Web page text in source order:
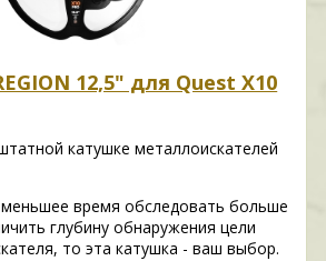
12,5" для Quest X10
катушке металлоискателей
меньшее время обследовать больше
глубину обнаружения цели
то эта катушка - ваш выбор.